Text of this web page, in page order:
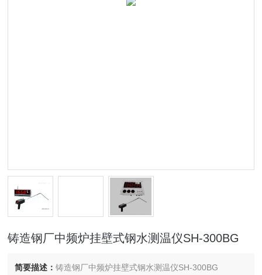
铸造钢厂中频炉挂壁式钢水测温仪SH-300BG
简要描述：铸造钢厂中频炉挂壁式钢水测温仪SH-300BG